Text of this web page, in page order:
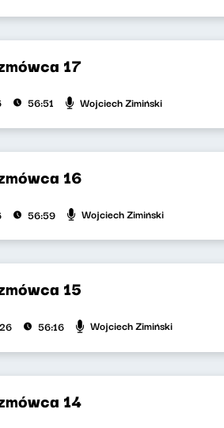
17
56:51 Wojciech Zimiński
16
56:59 Wojciech Zimiński
15
56:16 Wojciech Zimiński
14